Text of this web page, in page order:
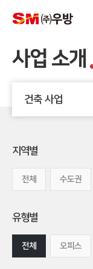
사업 소개
건축 사업
지역별
전체 수도권
유형별
전체 오피스